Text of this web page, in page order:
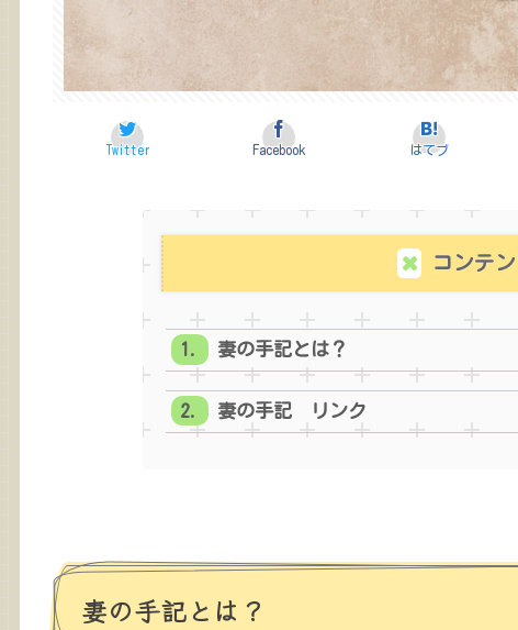
Twitter Facebook はてブ
コンテ
妻の手記とは？
妻の手記 リンク
妻の手記とは？